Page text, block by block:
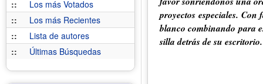
::
Los más Votados
::
Los más Recientes
::
Lista de autores
::
Últimas Búsquedas
proyectos especiales.
blanco combinando para
silla detrás de su escritorio.